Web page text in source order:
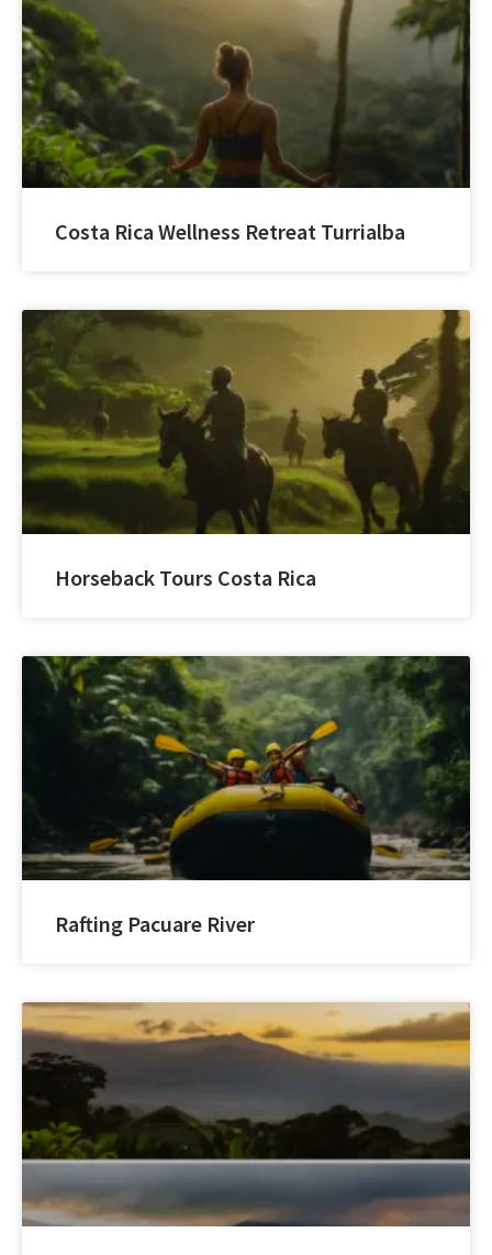
Costa Rica Wellness Retreat Turrialba
Horseback Tours Costa Rica
Rafting Pacuare River